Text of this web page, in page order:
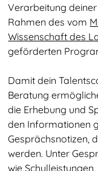
Verarbeitung
Rahmen des vom
Wissenschaft des
geförderten
Damit dein
Beratung
die Erhebung und
den Informationen
Gesprächsnotizen,
werden. Unter
wie